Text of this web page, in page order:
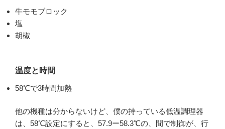
牛モモブロック
塩
胡椒
温度と時間
58℃で3時間加熱
他の機種は分からないけど、僕の持っている低温調理器
は、58℃設定にすると、57.9ー58.3℃の、間で制御が、行